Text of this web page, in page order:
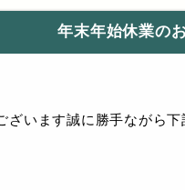
年末年始休業の
ざいます誠に勝手ながら